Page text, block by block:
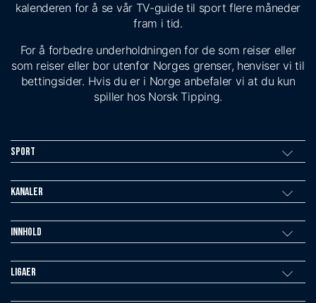
kalenderen for å se vår TV-guide til sport flere måneder
fram i tid.
For å forbedre underholdningen for de som reiser eller
som reiser eller bor utenfor Norges grenser, henviser vi til
bettingsider. Hvis du er i Norge anbefaler vi at du kun
spiller hos Norsk Tipping.
Sport
Kanaler
Innhold
Ligaer